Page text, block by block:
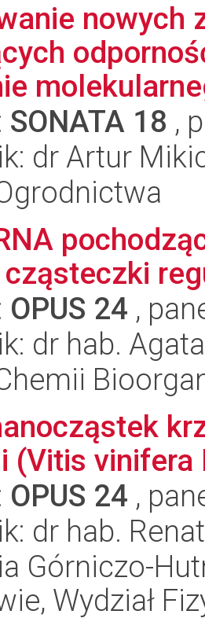
nowych
SONATA 18 ,
dr Artur
OPUS 24 ,
dr hab.
(Vitis vinifera
OPUS 24 ,
dr hab.
Górniczo-
Wydział